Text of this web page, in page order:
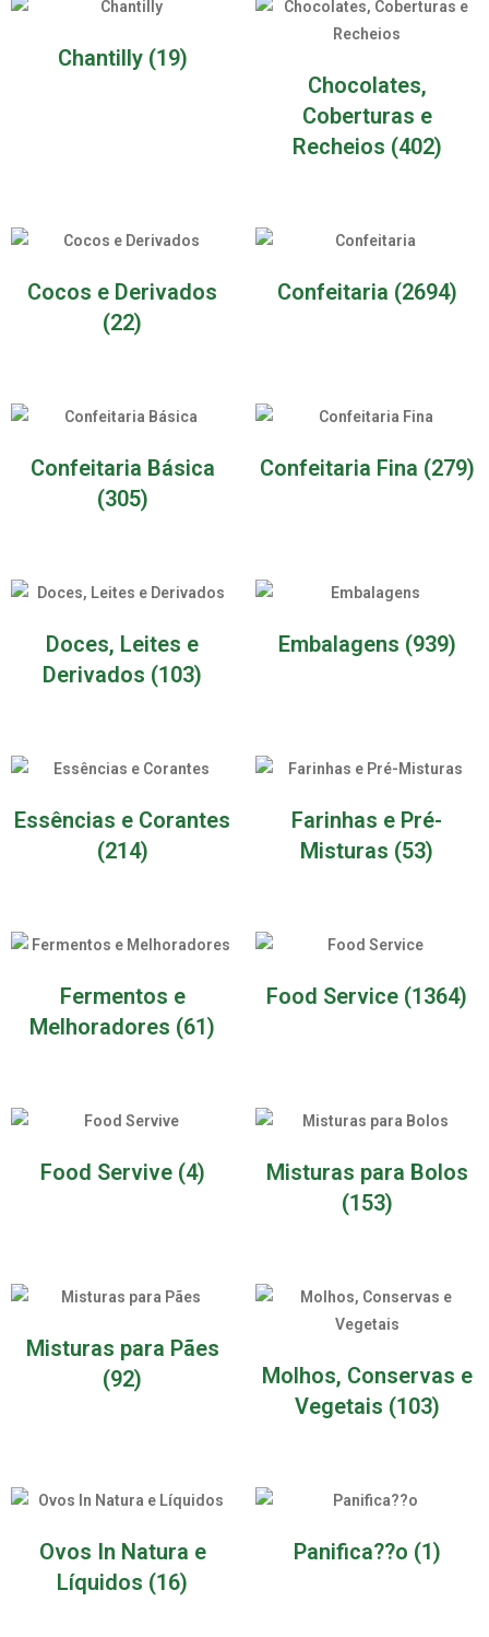
Chantilly (19)
Chocolates,
Coberturas e
Recheios (402)
Cocos e Derivados
(22)
Confeitaria (2694)
Confeitaria Básica
(305)
Confeitaria Fina (279)
Doces, Leites e
Derivados (103)
Embalagens (939)
Essências e Corantes
(214)
Farinhas e Pré-
Misturas (53)
Fermentos e
Melhoradores (61)
Food Service (1364)
Food Servive (4)
Misturas para Bolos
(153)
Misturas para Pães
(92)
Molhos, Conservas e
Vegetais (103)
Ovos In Natura e
Líquidos (16)
Panifica??o (1)